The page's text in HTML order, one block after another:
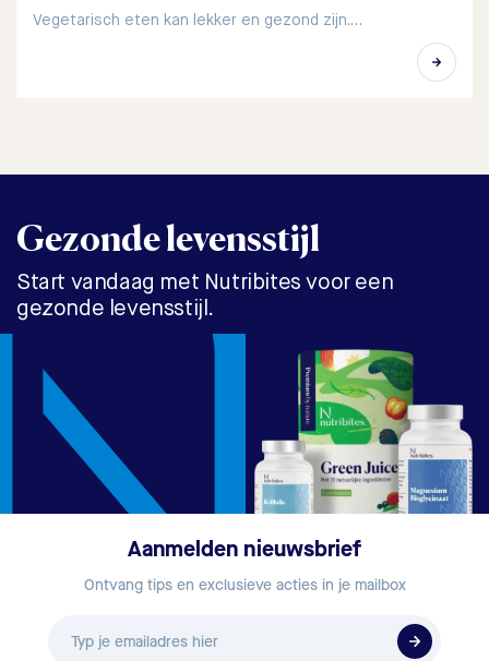
Vegetarisch eten kan lekker en gezond zijn.…
Gezonde levensstijl
Start vandaag met Nutribites voor een
gezonde levensstijl.
Aanmelden nieuwsbrief
Ontvang tips en exclusieve acties in je mailbox